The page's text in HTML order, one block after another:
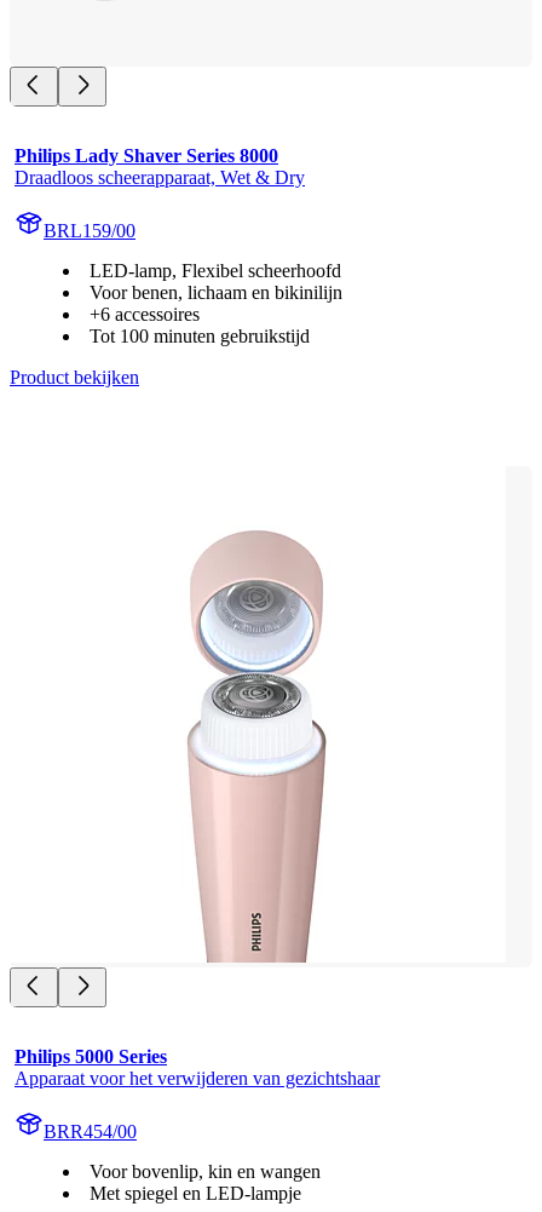
Philips Lady Shaver Series 8000
Draadloos scheerapparaat, Wet & Dry
BRL159/00
LED-lamp, Flexibel scheerhoofd
Voor benen, lichaam en bikinilijn
+6 accessoires
Tot 100 minuten gebruikstijd
Product bekijken
Philips 5000 Series
Apparaat voor het verwijderen van gezichtshaar
BRR454/00
Voor bovenlip, kin en wangen
Met spiegel en LED-lampje